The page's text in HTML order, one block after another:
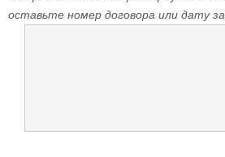
оставьте номер договора или дату